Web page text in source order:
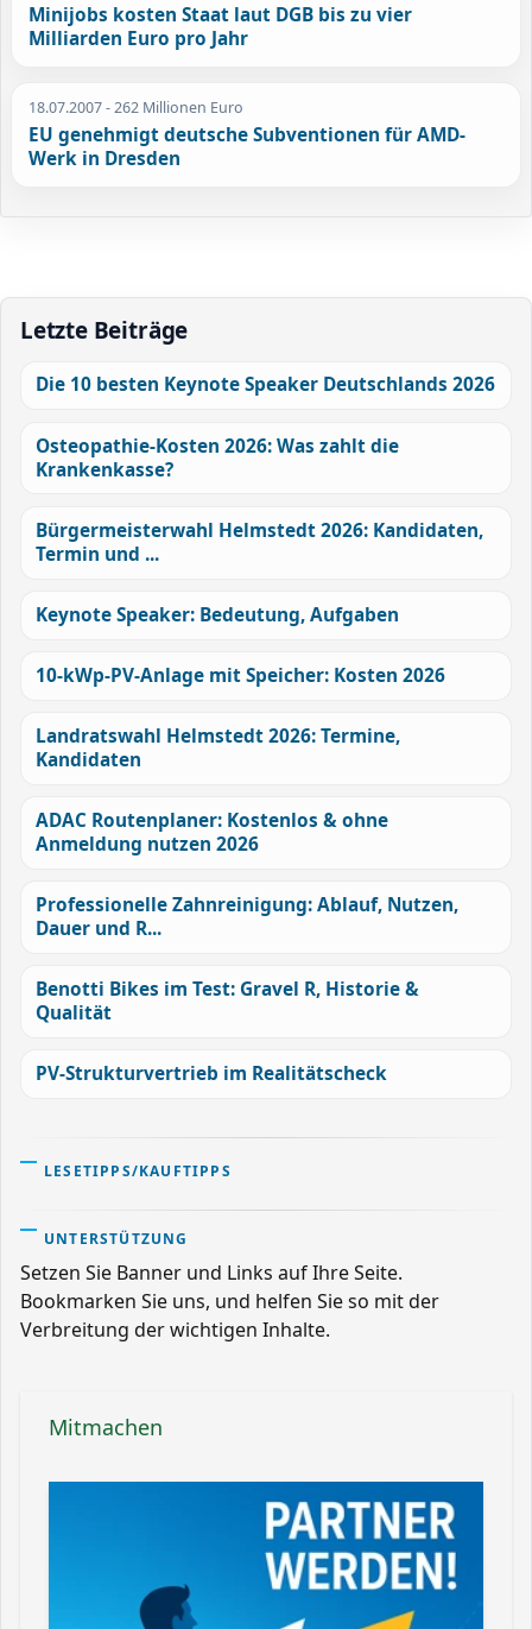
Minijobs kosten Staat laut DGB bis zu vier
Milliarden Euro pro Jahr
18.07.2007- 262 Millionen Euro
EU genehmigt deutsche Subventionen für AMD-
Werk in Dresden
Letzte Beiträge
Die 10 besten Keynote Speaker Deutschlands 2026
Osteopathie-Kosten 2026: Was zahlt die
Krankenkasse?
Bürgermeisterwahl Helmstedt 2026: Kandidaten,
Termin und ...
Keynote Speaker: Bedeutung, Aufgaben
10-kWp-PV-Anlage mit Speicher: Kosten 2026
Landratswahl Helmstedt 2026: Termine,
Kandidaten
ADAC Routenplaner: Kostenlos & ohne
Anmeldung nutzen 2026
Professionelle Zahnreinigung: Ablauf, Nutzen,
Dauer und R...
Benotti Bikes im Test: Gravel R, Historie &
Qualität
PV-Strukturvertrieb im Realitätscheck
LESETIPPS/KAUFTIPPS
UNTERSTÜTZUNG
Setzen Sie Banner und Links auf Ihre Seite.
Bookmarken Sie uns, und helfen Sie so mit der
Verbreitung der wichtigen Inhalte.
Mitmachen